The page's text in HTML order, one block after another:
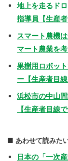
地上を走るド
指導員【生産
スマート農機
マート農業を考
果樹用ロボッ
ー【生産者目
浜松市の中山
【生産者目線
あわせて読みた
日本の「一次